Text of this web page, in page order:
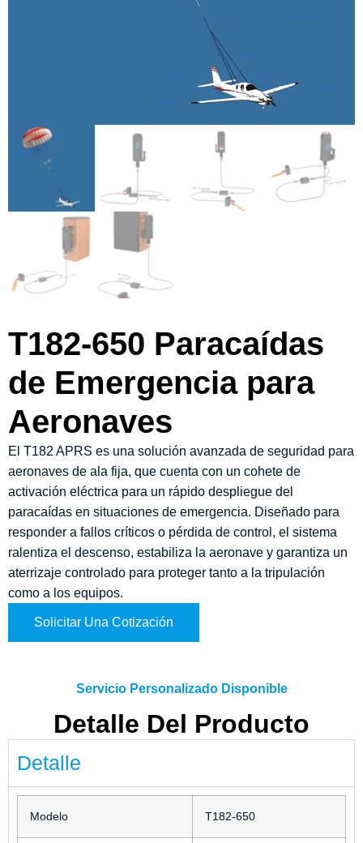
T182-650 Paracaídas
de Emergencia para
Aeronaves
El T182 APRS es una solución avanzada de seguridad para
aeronaves de ala fija, que cuenta con un cohete de
activación eléctrica para un rápido despliegue del
paracaídas en situaciones de emergencia. Diseñado para
responder a fallos críticos o pérdida de control, el sistema
ralentiza el descenso, estabiliza la aeronave y garantiza un
aterrizaje controlado para proteger tanto a la tripulación
como a los equipos.
Solicitar Una Cotización
Servicio Personalizado Disponible
Detalle Del Producto
Detalle
Modelo T182-650